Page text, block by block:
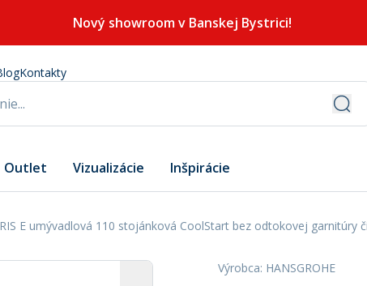
Nový showroom v Banskej Bystrici!
Kontakty
Outlet Vizualizácie Inšpirácie
E umývadlová 110 stojánková CoolStart bez odtokovej garnitúry
Výrobca: HANSGROHE